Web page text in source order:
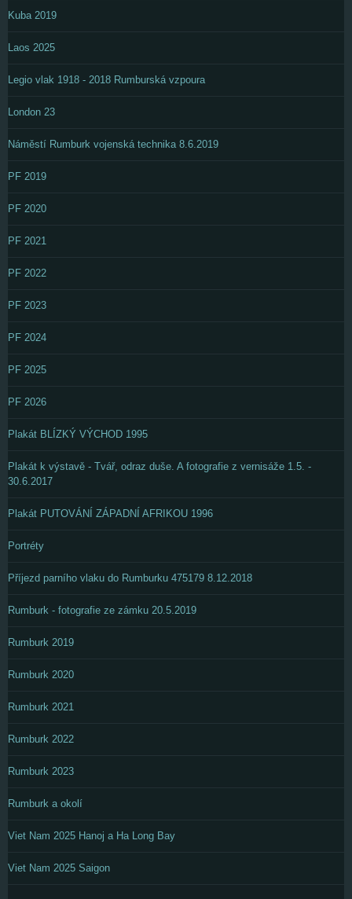
Kuba 2019
Laos 2025
Legio vlak 1918 - 2018 Rumburská vzpoura
London 23
Náměstí Rumburk vojenská technika 8.6.2019
PF 2019
PF 2020
PF 2021
PF 2022
PF 2023
PF 2024
PF 2025
PF 2026
Plakát BLÍZKÝ VÝCHOD 1995
Plakát k výstavě - Tvář, odraz duše. A fotografie z vernisáže 1.5. -
30.6.2017
Plakát PUTOVÁNÍ ZÁPADNÍ AFRIKOU 1996
Portréty
Příjezd parního vlaku do Rumburku 475179 8.12.2018
Rumburk - fotografie ze zámku 20.5.2019
Rumburk 2019
Rumburk 2020
Rumburk 2021
Rumburk 2022
Rumburk 2023
Rumburk a okolí
Viet Nam 2025 Hanoj a Ha Long Bay
Viet Nam 2025 Saigon